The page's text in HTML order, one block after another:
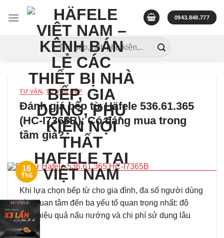
0943.848.777
Tìm
kiếm:
TƯ VẤN, TƯ VẤN BẾP
Đánh giá bếp từ Häfele 536.61.365
(HC-I7365B): Có đáng mua trong
tầm giá?
16
Th6
Khi lựa chọn bếp từ cho gia đình, đa số người dùng
đều quan tâm đến ba yếu tố quan trọng nhất: độ
bền, hiệu quả nấu nướng và chi phí sử dụng lâu
dài.